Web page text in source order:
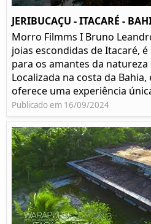
JERIBUCAÇU - ITACARÉ -
Morro Filmms I Bruno
joias escondidas de Itacaré,
para os amantes da
Localizada na costa da
oferece uma experiência
Publicado em 16/09/2024